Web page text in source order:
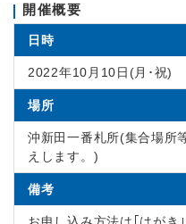
開催概要
日時
2022年10月10日(月･祝)
場所
沖新田一番札所(集合場所
えします。)
備考
お申し込み方法は｢はがき